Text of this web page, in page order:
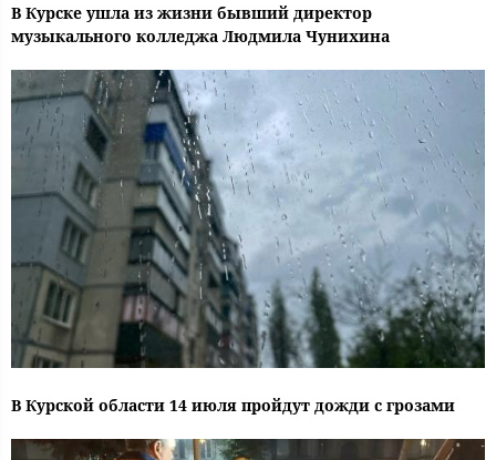
В Курске ушла из жизни бывший директор
музыкального колледжа Людмила Чунихина
В Курской области 14 июля пройдут дожди с грозами